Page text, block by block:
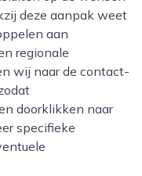
deze aanpak weet
aan
regionale
wij naar de contact-
doorklikken naar
specifieke